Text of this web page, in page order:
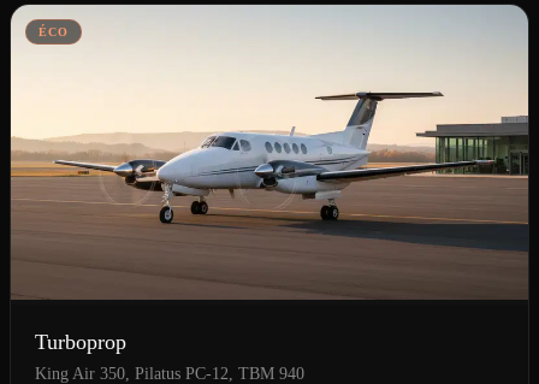
ÉCO
Turboprop
King Air 350, Pilatus PC-12, TBM 940